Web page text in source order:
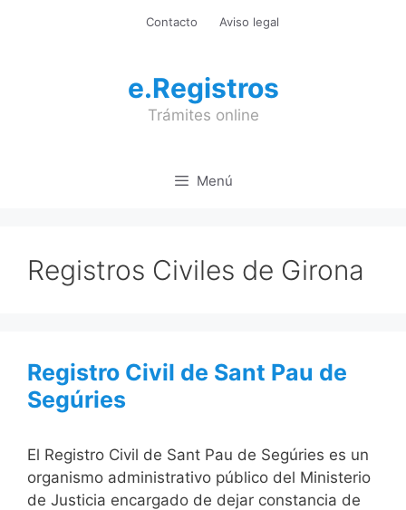
Contacto Aviso legal
e.Registros
Trámites online
Menú
Registros Civiles de Girona
Registro Civil de Sant Pau de
Segúries
El Registro Civil de Sant Pau de Segúries es un
organismo administrativo público del Ministerio
de Justicia encargado de dejar constancia de